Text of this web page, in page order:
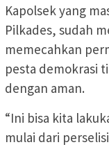
Kapolsek yang
Pilkades, sudah
memecahkan
pesta demokrasi
dengan aman.
“Ini bisa kita
mulai dari